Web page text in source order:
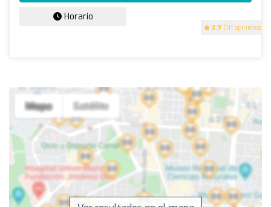
3.9 (111 opiniones)
Horario